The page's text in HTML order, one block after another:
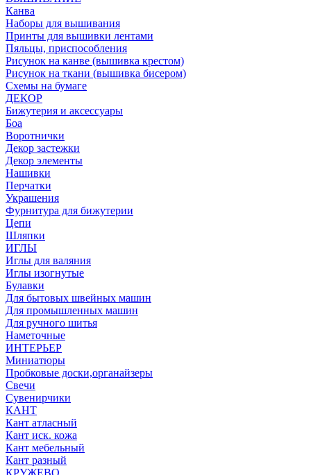
Канва
Наборы для вышивания
Принты для вышивки лентами
Пяльцы, приспособления
Рисунок на канве (вышивка крестом)
Рисунок на ткани (вышивка бисером)
Схемы на бумаге
ДЕКОР
Бижутерия и аксессуары
Боа
Воротнички
Декор застежки
Декор элементы
Нашивки
Перчатки
Украшения
Фурнитура для бижутерии
Цепи
Шляпки
ИГЛЫ
Иглы для валяния
Иглы изогнутые
Булавки
Для бытовых швейных машин
Для промышленных машин
Для ручного шитья
Наметочные
ИНТЕРЬЕР
Миниатюры
Пробковые доски,органайзеры
Свечи
Сувенирчики
КАНТ
Кант атласный
Кант иск. кожа
Кант мебельный
Кант разный
КРУЖЕВО